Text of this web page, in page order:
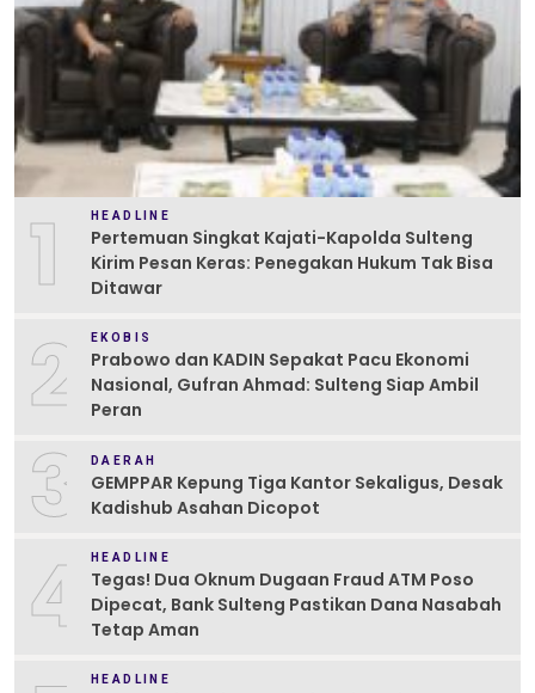
1 HEADLINE
Pertemuan Singkat Kajati-Kapolda Sulteng
Kirim Pesan Keras: Penegakan Hukum Tak Bisa
Ditawar
2 EKOBIS
Prabowo dan KADIN Sepakat Pacu Ekonomi
Nasional, Gufran Ahmad: Sulteng Siap Ambil
Peran
3 DAERAH
GEMPPAR Kepung Tiga Kantor Sekaligus, Desak
Kadishub Asahan Dicopot
4 HEADLINE
Tegas! Dua Oknum Dugaan Fraud ATM Poso
Dipecat, Bank Sulteng Pastikan Dana Nasabah
Tetap Aman
HEADLINE